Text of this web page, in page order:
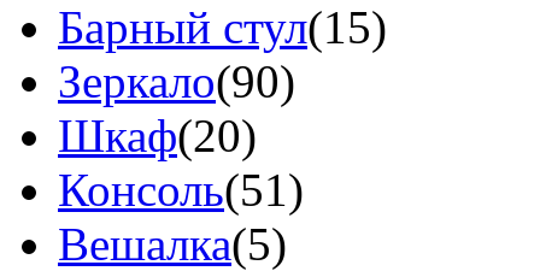
Барный стул(15)
Зеркало(90)
Шкаф(20)
Консоль(51)
Вешалка(5)